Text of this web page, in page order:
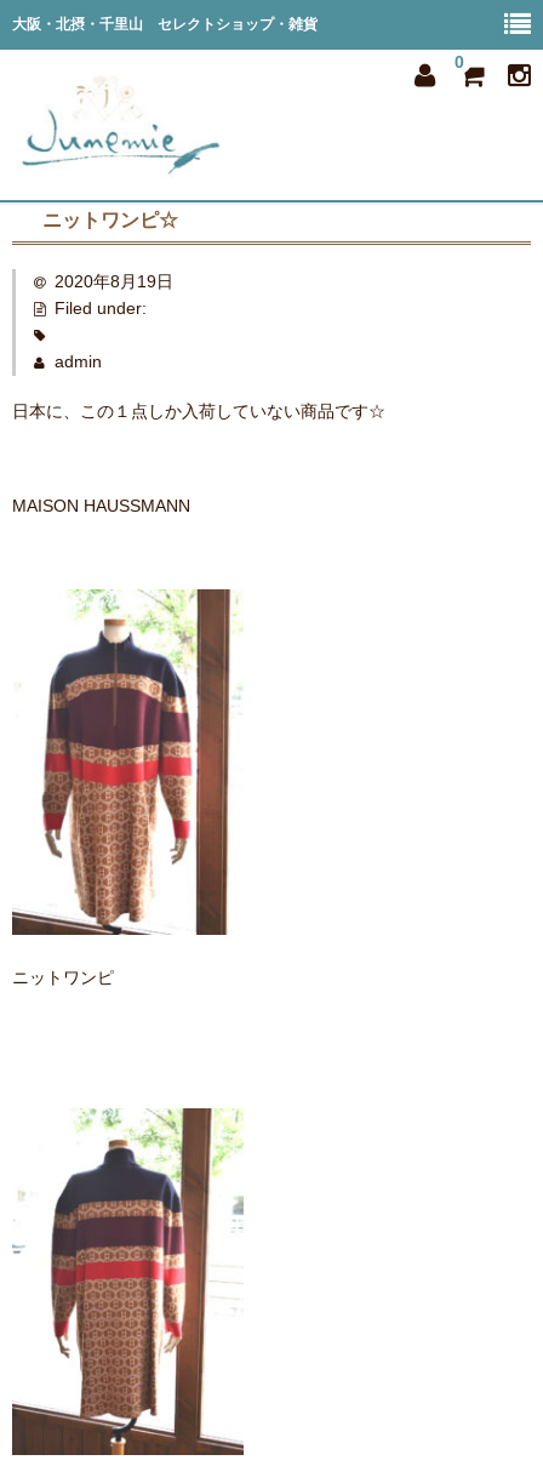
大阪・北摂・千里山 セレクトショップ・雑貨
0
all item
member
contact
ニットワンピ☆
2020年8月19日
Filed under:
admin
日本に、この１点しか入荷していない商品です☆
MAISON HAUSSMANN
ニットワンピ